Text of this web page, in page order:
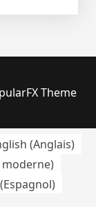
en
des
Theme
(Anglais)
moderne)
(Espagnol)